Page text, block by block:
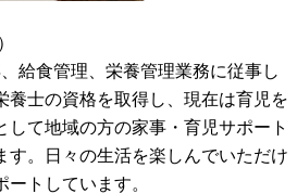
給食管理、栄養管理業務に従事し
養士の資格を取得し、現在は育児を
して地域の方の家事・育児サポート
す。日々の生活を楽しんでいただけ
トしています。